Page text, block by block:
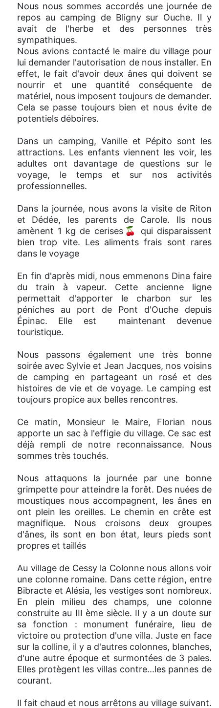
Nous nous sommes accordés une journée de
repos au camping de Bligny sur Ouche. Il y
avait de l'herbe et des personnes très
sympathiques.
Nous avions contacté le maire du village pour
lui demander l'autorisation de nous installer. En
effet, le fait d'avoir deux ânes qui doivent se
nourrir et une quantité conséquente de
matériel, nous imposent toujours de demander.
Cela se passe toujours bien et nous évite de
potentiels déboires.
Dans un camping, Vanille et Pépito sont les
attractions. Les enfants viennent les voir, les
adultes ont davantage de questions sur le
voyage, le temps et sur nos activités
professionnelles.
Dans la journée, nous avons la visite de Riton
et Dédée, les parents de Carole. Ils nous
amènent 1 kg de cerises🍒 qui disparaissent
bien trop vite. Les aliments frais sont rares
dans le voyage
En fin d'après midi, nous emmenons Dina faire
du train à vapeur. Cette ancienne ligne
permettait d'apporter le charbon sur les
péniches au port de Pont d'Ouche depuis
Épinac. Elle est maintenant devenue
touristique.
Nous passons également une très bonne
soirée avec Sylvie et Jean Jacques, nos voisins
de camping en partageant un rosé et des
histoires de vie et de voyage. Le camping est
toujours propice aux belles rencontres.
Ce matin, Monsieur le Maire, Florian nous
apporte un sac à l'effigie du village. Ce sac est
déjà rempli de notre reconnaissance. Nous
sommes très touchés.
Nous attaquons la journée par une bonne
grimpette pour atteindre la forêt. Des nuées de
moustiques nous accompagnent, les ânes en
ont plein les oreilles. Le chemin en crête est
magnifique. Nous croisons deux groupes
d'ânes, ils sont en bon état, leurs pieds sont
propres et taillés
Au village de Cessy la Colonne nous allons voir
une colonne romaine. Dans cette région, entre
Bibracte et Alésia, les vestiges sont nombreux.
En plein milieu des champs, une colonne
construite au III ème siècle. Il y a un doute sur
sa fonction : monument funéraire, lieu de
victoire ou protection d'une villa. Juste en face
sur la colline, il y a d'autres colonnes, blanches,
d'une autre époque et surmontées de 3 pales.
Elles protègent les villas contre...les pannes de
courant.
Il fait chaud et nous arrêtons au village suivant.